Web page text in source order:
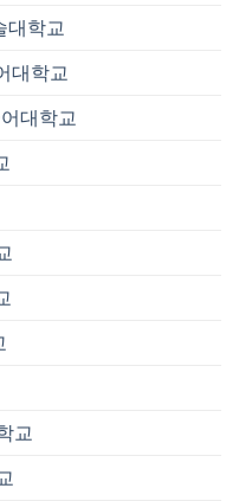
대학교
대학교
대학교
교